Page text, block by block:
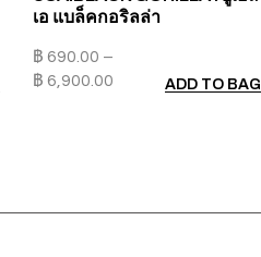
เอ แบล็คกอริลล่า
฿ 690.00 –
฿ 6,900.00 ADD TO BAG